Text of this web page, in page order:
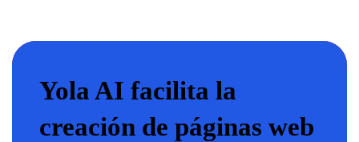
Yola AI facilita la
creación de páginas web